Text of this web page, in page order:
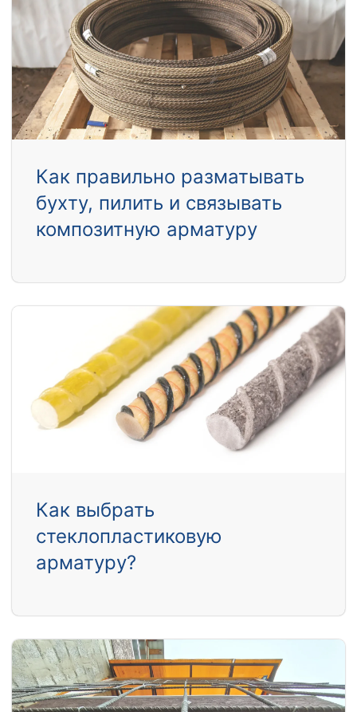
Как правильно разматывать
бухту, пилить и связывать
композитную арматуру
Как выбрать
стеклопластиковую
арматуру?